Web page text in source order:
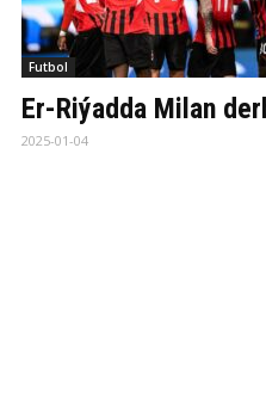
Futbol
Er-Riýadda Milan
2025-01-04